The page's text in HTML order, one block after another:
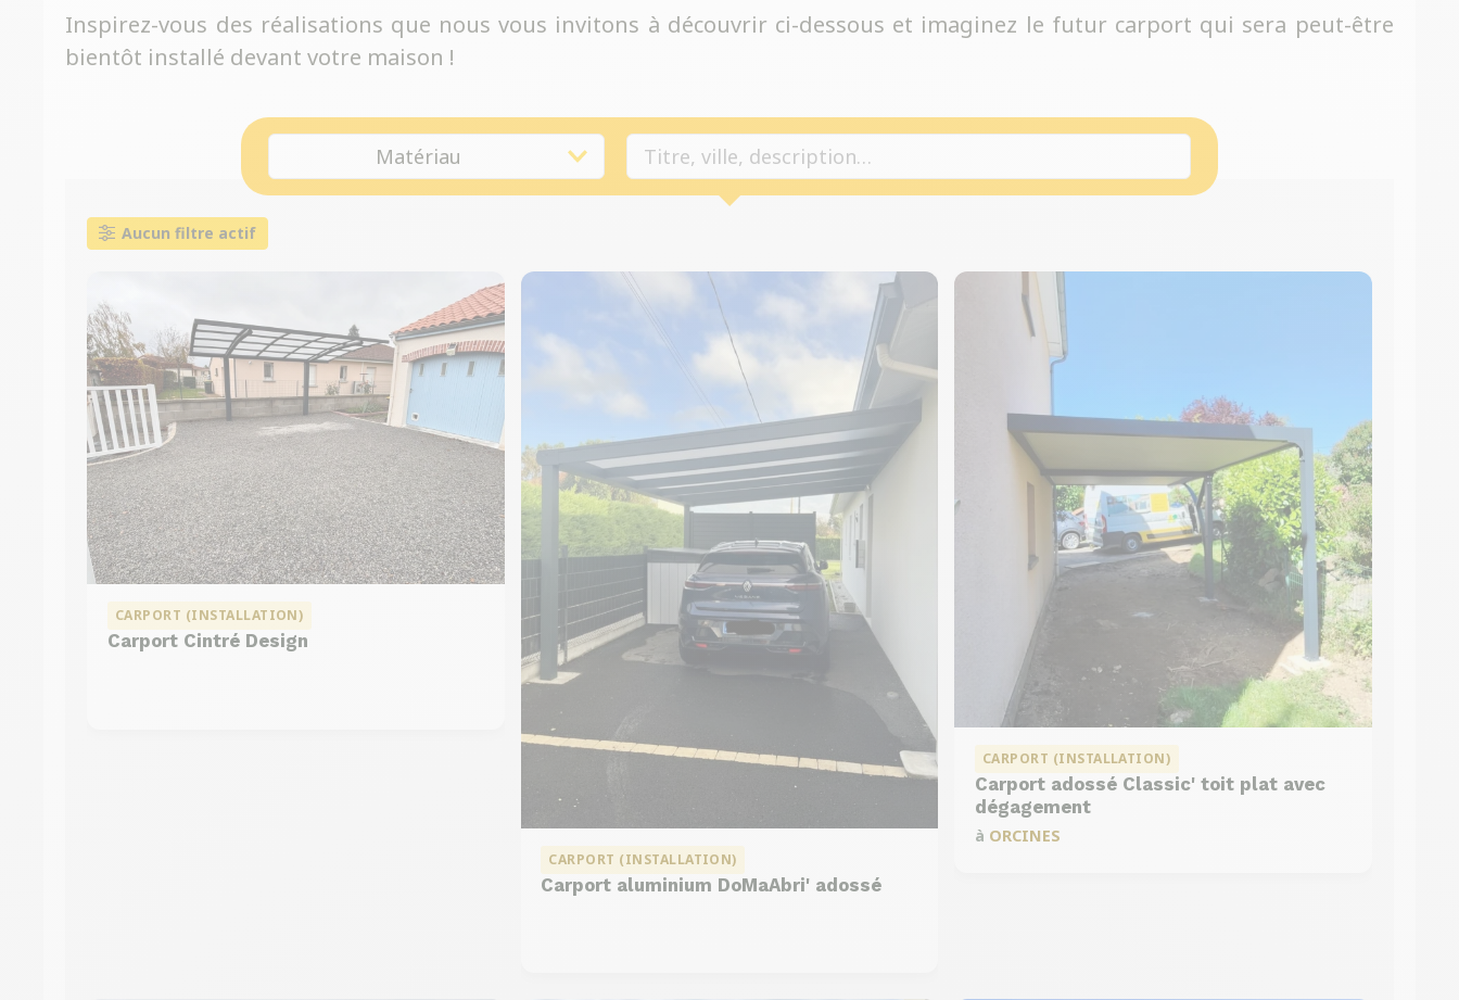
Inspirez-vous des réalisations que nous vous invitons à découvrir ci-dessous et imaginez le futur carport qui sera peut-être
bientôt installé devant votre maison !
Matériau
Aucun filtre actif
CARPORT (INSTALLATION)
Carport Cintré Design
CARPORT (INSTALLATION)
Carport aluminium DoMaAbri' adossé
CARPORT (INSTALLATION)
Carport adossé Classic' toit plat avec
dégagement
à ORCINES